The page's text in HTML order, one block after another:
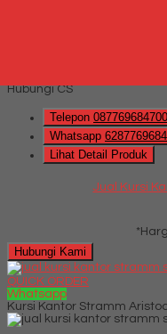
Hubungi CS
Telepon 087769684700
Whatsapp
Lihat Detail Produk
Jual Kursi
Hubungi Kami
QUICK ORDER
Whatsapp
Kursi Kantor Stramm